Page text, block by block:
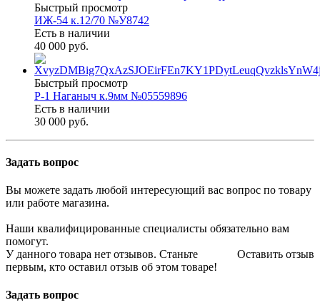
Быстрый просмотр
ИЖ-54 к.12/70 №У8742
Есть в наличии
40 000 руб.
Быстрый просмотр
Р-1 Наганыч к.9мм №05559896
Есть в наличии
30 000 руб.
Задать вопрос
Вы можете задать любой интересующий вас вопрос по товару
или работе магазина.
Наши квалифицированные специалисты обязательно вам
помогут.
Оставить отзыв
У данного товара нет отзывов. Станьте
первым, кто оставил отзыв об этом товаре!
Задать вопрос